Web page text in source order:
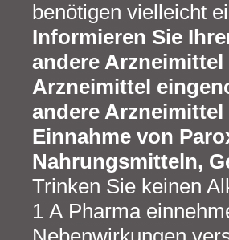
benötigen vielleicht
Informieren Sie
andere
Arzneimittel
andere
Einnahme von
Nahrungsmitteln,
Trinken Sie keinen
1 A Pharma